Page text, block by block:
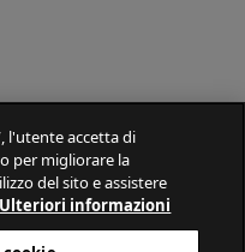
l'utente accetta di
per migliorare la
del sito e assistere
Ulteriori informazioni